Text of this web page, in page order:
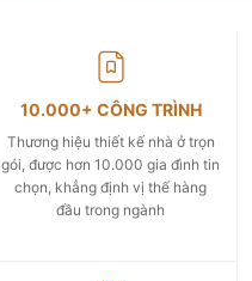
10.000+ CÔNG TRÌNH
Thương hiệu thiết kế nhà ở trọn
gói, được hơn 10.000 gia đình tin
chọn, khẳng định vị thế hàng
đầu trong ngành